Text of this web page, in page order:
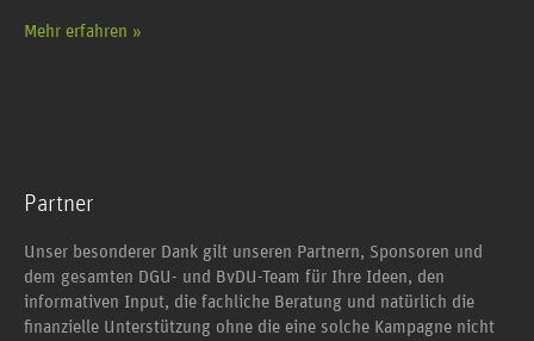
Mehr erfahren »
Partner
Unser besonderer Dank gilt unseren Partnern, Sponsoren und
dem gesamten DGU- und BvDU-Team für Ihre Ideen, den
informativen Input, die fachliche Beratung und natürlich die
finanzielle Unterstützung ohne die eine solche Kampagne nicht